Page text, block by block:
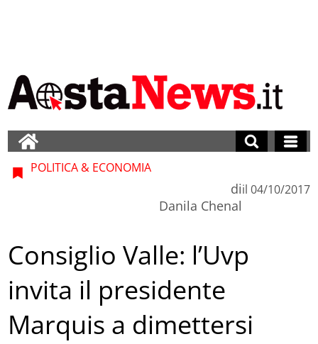
POLITICA & ECONOMIA
di
Danila Chenal
il 04/10/2017
Consiglio Valle: l’Uvp
invita il presidente
Marquis a dimettersi